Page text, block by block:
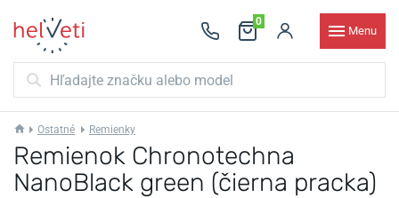
0
Menu
Ostatné Remienky
Remienok Chronotechna
NanoBlack green (čierna pracka)